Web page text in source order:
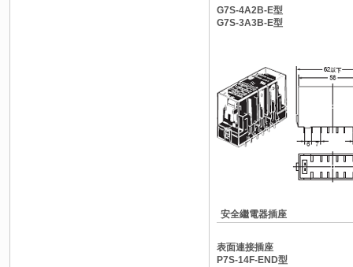
G7S-4A2B-E型
G7S-3A3B-E型
安全繼電器插座
表面連接插座
P7S-14F-END型